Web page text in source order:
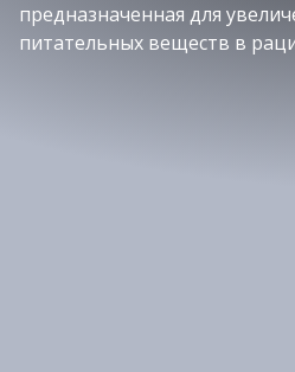
предназначенная для
питательных веществ в